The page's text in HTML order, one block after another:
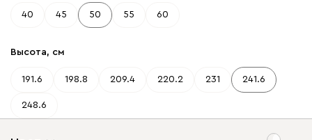
40 45 50 55 60
Высота, см
191.6 198.8 209.4 220.2 231 241.6
248.6